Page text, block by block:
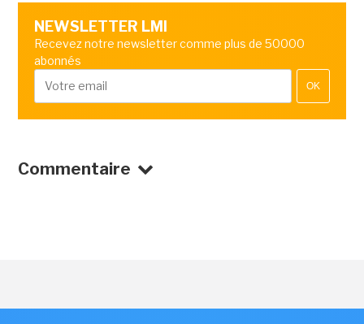
NEWSLETTER LMI
Recevez notre newsletter comme plus de 50000
abonnés
OK
Commentaire